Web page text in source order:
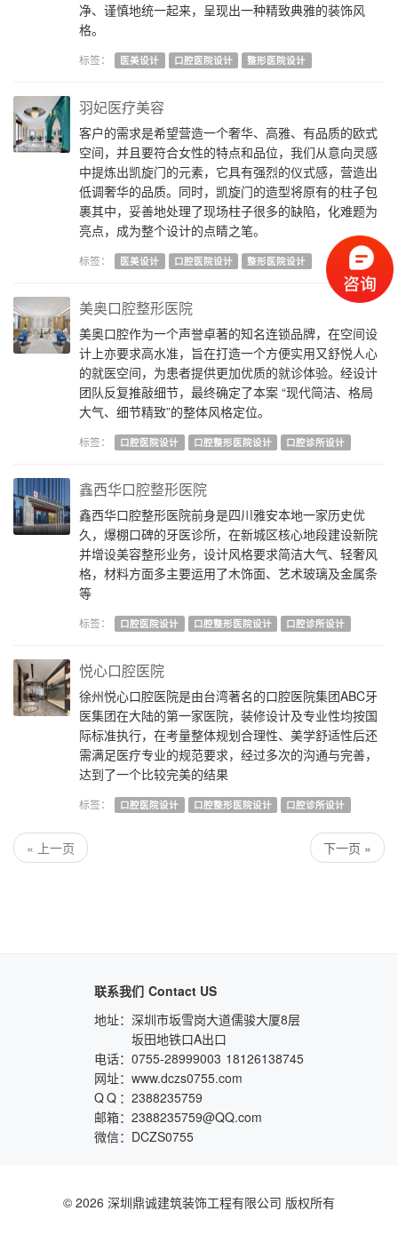
净、谨慎地统一起来，呈现出一种精致典雅的装饰风
格。
标签： 医美设计 口腔医院设计 整形医院设计
羽妃医疗美容
客户的需求是希望营造一个奢华、高雅、有品质的欧式
空间，并且要符合女性的特点和品位，我们从意向灵感
中提炼出凯旋门的元素，它具有强烈的仪式感，营造出
低调奢华的品质。同时，凯旋门的造型将原有的柱子包
裹其中，妥善地处理了现场柱子很多的缺陷，化难题为
亮点，成为整个设计的点睛之笔。
标签： 医美设计 口腔医院设计 整形医院设计
美奥口腔整形医院
美奥口腔作为一个声誉卓著的知名连锁品牌，在空间设
计上亦要求高水准，旨在打造一个方便实用又舒悦人心
的就医空间，为患者提供更加优质的就诊体验。经设计
团队反复推敲细节，最终确定了本案 “现代简洁、格局
大气、细节精致”的整体风格定位。
标签： 口腔医院设计 口腔整形医院设计 口腔诊所设计
鑫西华口腔整形医院
鑫西华口腔整形医院前身是四川雅安本地一家历史优
久，爆棚口碑的牙医诊所，在新城区核心地段建设新院
并增设美容整形业务，设计风格要求简洁大气、轻奢风
格，材料方面多主要运用了木饰面、艺术玻璃及金属条
等
标签： 口腔医院设计 口腔整形医院设计 口腔诊所设计
悦心口腔医院
徐州悦心口腔医院是由台湾著名的口腔医院集团ABC牙
医集团在大陆的第一家医院，装修设计及专业性均按国
际标准执行，在考量整体规划合理性、美学舒适性后还
需满足医疗专业的规范要求，经过多次的沟通与完善，
达到了一个比较完美的结果
标签： 口腔医院设计 口腔整形医院设计 口腔诊所设计
« 上一页 下一页 »
联系我们 Contact US
地址： 深圳市坂雪岗大道儒骏大厦8层
坂田地铁口A出口
电话： 0755-28999003 18126138745
网址： www.dczs0755.com
QQ ： 2388235759
邮箱： 2388235759@QQ.com
微信： DCZS0755
© 2026 深圳鼎诚建筑装饰工程有限公司 版权所有